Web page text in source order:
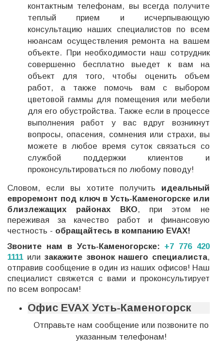
контактным телефонам, вы всегда получите
теплый прием и исчерпывающую
консультацию наших специалистов по всем
нюансам осуществления ремонта на вашем
объекте. При необходимости наш сотрудник
совершенно бесплатно выедет к вам на
объект для того, чтобы оценить объем
работ, а также помочь вам с выбором
цветовой гаммы для помещения или мебели
для его обустройства. Также если в процессе
выполнения работ у вас вдруг возникнут
вопросы, опасения, сомнения или страхи, вы
можете в любое время суток связаться со
службой поддержки клиентов и
проконсультироваться по любому поводу!
Словом, если вы хотите получить идеальный
евроремонт под ключ в Усть-Каменогорске или
близлежащих районах ВКО, при этом не
переживая за качество работ и финансовую
честность - обращайтесь в компанию EVAX!
Звоните нам вУсть-Каменогорске: +7 776 420
1111 или закажите звонок нашего специалиста,
отправив сообщение в один из наших офисов! Наш
специалист свяжется с вами и проконсультирует
по всем вопросам!
Офис EVAX Усть-Каменогорск
Отправьте нам сообщение или позвоните по
указанным телефонам!